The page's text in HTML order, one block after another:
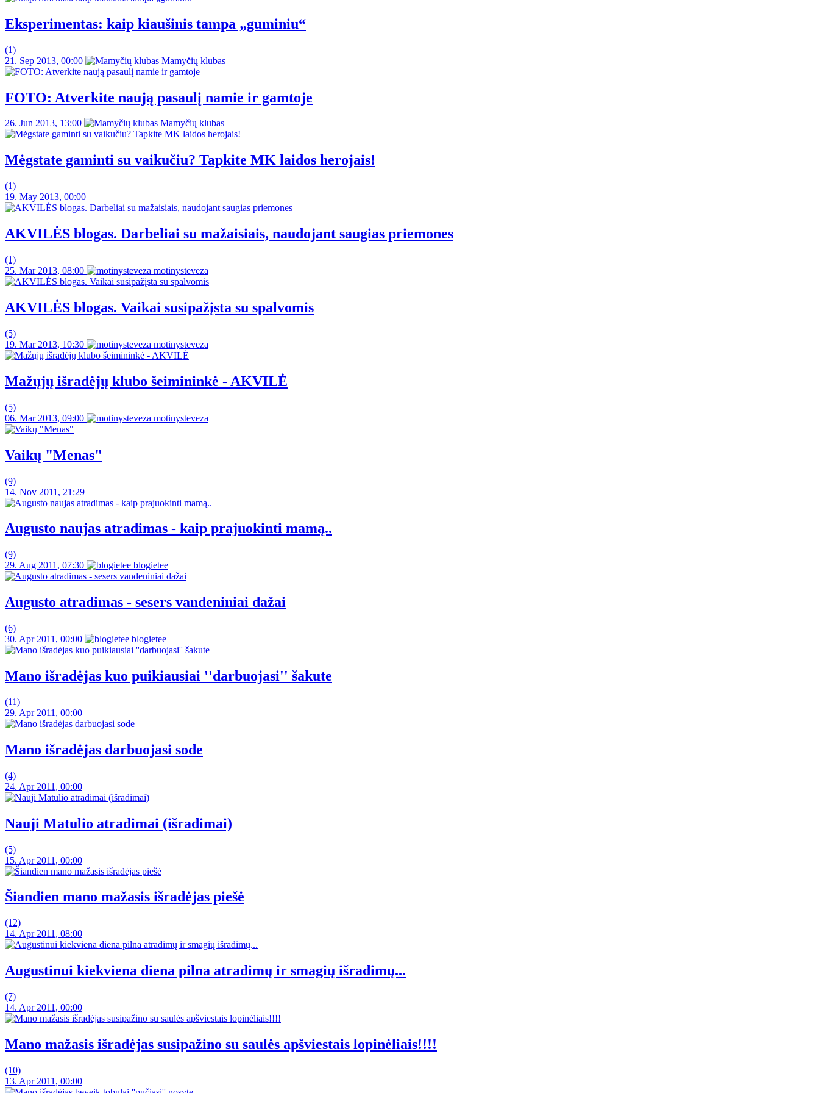
Eksperimentas: kaip kiaušinis tampa „guminiu“
(1)
21. Sep 2013, 00:00
Mamyčių klubas
FOTO: Atverkite naują pasaulį namie ir gamtoje
26. Jun 2013, 13:00 Mamyčių klubas
Mėgstate gaminti su vaikučiu? Tapkite MK laidos herojais!
(1)
19. May 2013, 00:00
AKVILĖS blogas. Darbeliai su mažaisiais, naudojant saugias priemones
(1)
25. Mar 2013, 08:00
motinysteveza
AKVILĖS blogas. Vaikai susipažįsta su spalvomis
(5)
19. Mar 2013, 10:30
motinysteveza
Mažųjų išradėjų klubo šeimininkė - AKVILĖ
(5)
06. Mar 2013, 09:00
motinysteveza
Vaikų "Menas"
(9)
14. Nov 2011, 21:29
Augusto naujas atradimas - kaip prajuokinti mamą..
(9)
29. Aug 2011, 07:30
blogietee
Augusto atradimas - sesers vandeniniai dažai
(6)
30. Apr 2011, 00:00
blogietee
Mano išradėjas kuo puikiausiai ''darbuojasi'' šakute
(11)
29. Apr 2011, 00:00
Mano išradėjas darbuojasi sode
(4)
24. Apr 2011, 00:00
Nauji Matulio atradimai (išradimai)
(5)
15. Apr 2011, 00:00
Šiandien mano mažasis išradėjas piešė
(12)
14. Apr 2011, 08:00
Augustinui kiekviena diena pilna atradimų ir smagių išradimų...
(7)
14. Apr 2011, 00:00
Mano mažasis išradėjas susipažino su saulės apšviestais lopinėliais!!!!
(10)
13. Apr 2011, 00:00